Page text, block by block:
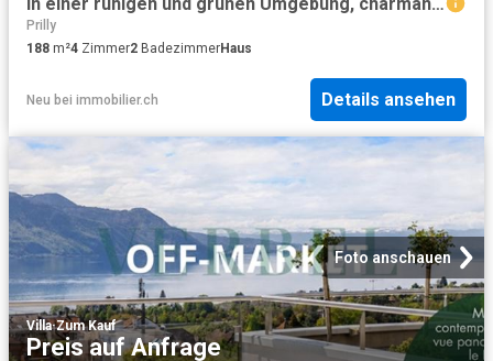
Prilly
188 m²4 Zimmer2 BadezimmerHaus
Neu bei immobilier.ch Details ansehen
Foto anschauen
Villa·Zum Kauf
Preis auf Anfrage